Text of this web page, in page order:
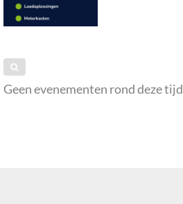
Geen evenementen rond deze tijd